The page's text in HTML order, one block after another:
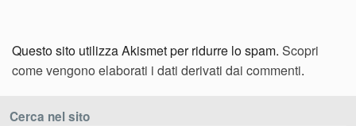
Questo sito utilizza Akismet per ridurre lo spam. Scopri
come vengono elaborati i dati derivati dai commenti.
Cerca nel sito